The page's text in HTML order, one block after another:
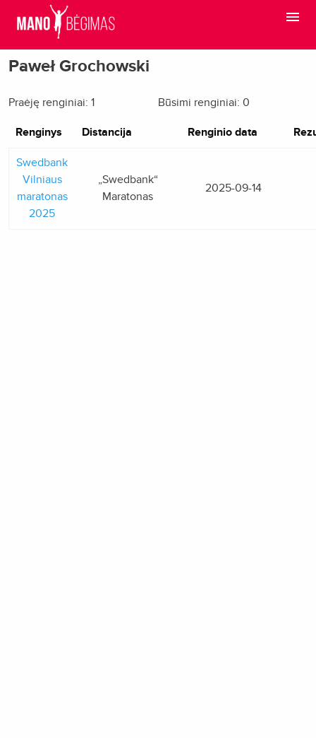
Paweł Grochowski
Praėję renginiai: 1 Būsimi renginiai: 0
Renginys Distancija Renginio data
Swedbank
Vilniaus
maratonas
2025
„Swedbank“
Maratonas
2025-09-14